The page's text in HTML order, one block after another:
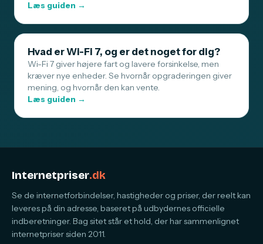
Læs guiden →
Hvad er Wi-Fi 7, og er det noget for dig?
Wi-Fi 7 giver højere fart og lavere forsinkelse, men
kræver nye enheder. Se hvornår opgraderingen giver
mening, og hvornår den kan vente.
Læs guiden →
Internetpriser.dk
Se de internetforbindelser, hastigheder og priser, der reelt kan
leveres på din adresse, baseret på udbydernes officielle
indberetninger. Bag sitet står et hold, der har sammenlignet
internetpriser siden 2011.